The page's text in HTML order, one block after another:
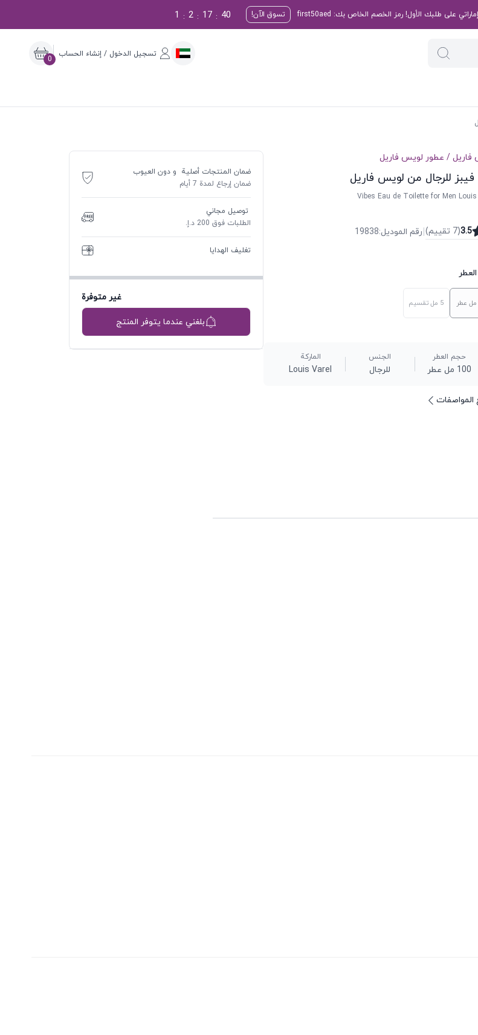
تسوق الآن! 39
:
17
:
2
:
1
تسجيل الدخول / إنشاء الحساب
0
فاريل / عطور لويس فاريل
للرجال من لويس فاريل
Vibes Eau de Toilette for Men Louis
3.5
(
7 تقییم)
|رقم الموديل:
19838
عطر 5 مل تقسيم
حجم العطر
100 مل عطر
الجنس
للرجال
الماركة
Louis Varel
ضمان المنتجات أصلية و دون العيوب
ضمان إرجاع لمدة 7 أيام
توصيل مجاني
الطلبات فوق 200 د.إ.
تغليف الهدايا
غير متوفرة
بلغني عندما يتوفر المنتج